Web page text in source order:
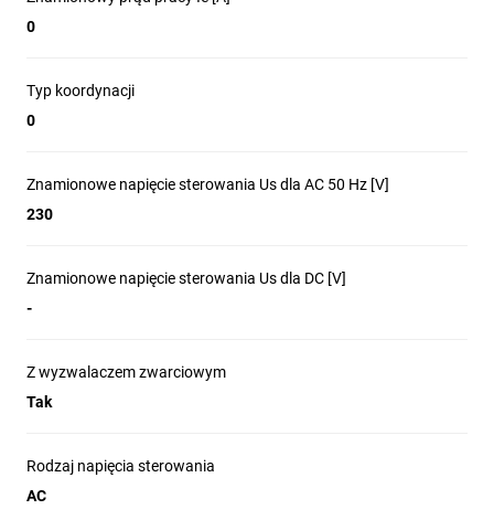
0
Typ koordynacji
0
Znamionowe napięcie sterowania Us dla AC 50 Hz [V]
230
Znamionowe napięcie sterowania Us dla DC [V]
-
Z wyzwalaczem zwarciowym
Tak
Rodzaj napięcia sterowania
AC